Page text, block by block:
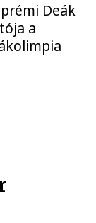
Deák
a